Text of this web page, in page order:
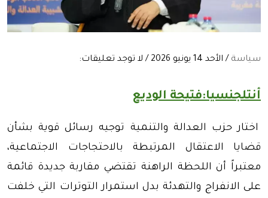
سياسة / الأحد 14 يونيو 2026 / لا توجد تعليقات:
أنتلجنسيا:فتيحة الوديع
اختار حزب العدالة والتنمية توجيه رسائل قوية بشأن
قضايا الاعتقال المرتبطة بالاحتجاجات الاجتماعية،
معتبراً أن اللحظة الراهنة تقتضي مقاربة جديدة قائمة
على الانفراج والتهدئة بدل استمرار التوترات التي خلفت